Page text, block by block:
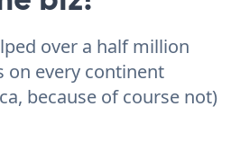
over a half million
on every continent
because of course not)